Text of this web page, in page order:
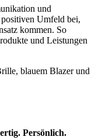
und
Umfeld bei,
kommen. So
und Leistungen
Persönlich.